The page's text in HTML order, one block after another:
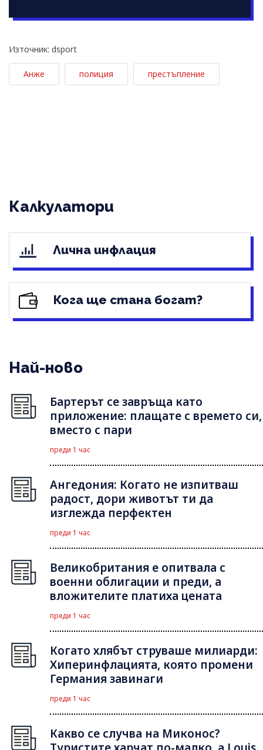
Източник: dsport
Анже полиция престъпление
Калкулатори
Лична инфлация
Кога ще стана богат?
Най-ново
Бартерът се завръща като
приложение: плащате с времето си,
вместо с пари
преди 1 час
Ангедония: Когато не изпитваш
радост, дори животът ти да
изглежда перфектен
преди 1 час
Великобритания е опитвала с
военни облигации и преди, а
вложителите платиха цената
преди 1 час
Когато хлябът струваше милиарди:
Хиперинфлацията, която промени
Германия завинаги
преди 1 час
Какво се случва на Миконос?